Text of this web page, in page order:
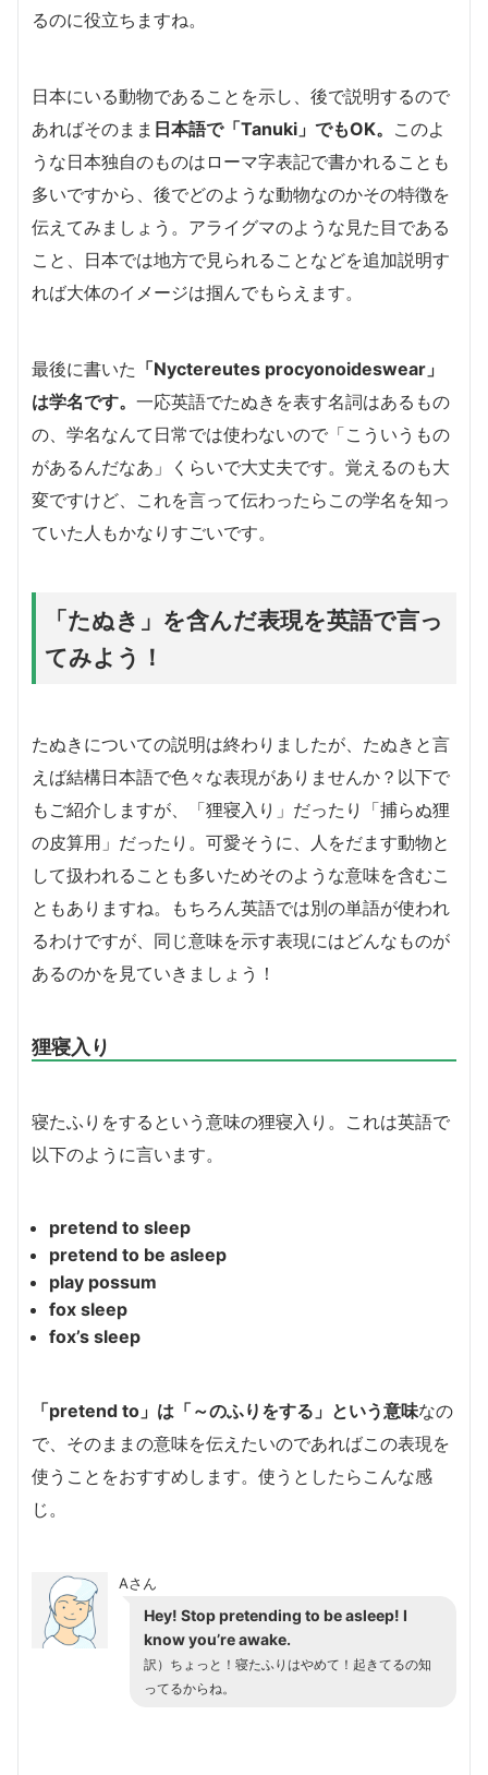
るのに役立ちますね。
日本にいる動物であることを示し、後で説明するので
あればそのまま 日本語で「Tanuki」でもOK。 このよ
うな日本独自のものはローマ字表記で書かれることも
多いですから、後でどのような動物なのかその特徴を
伝えてみましょう。アライグマのような見た目である
こと、日本では地方で見られることなどを追加説明す
れば大体のイメージは掴んでもらえます。
最後に書いた 「Nyctereutes procyonoideswear」
は学名です。 一応英語でたぬきを表す名詞はあるもの
の、学名なんて日常では使わないので「こういうもの
があるんだなあ」くらいで大丈夫です。覚えるのも大
変ですけど、これを言って伝わったらこの学名を知っ
ていた人もかなりすごいです。
「たぬき」を含んだ表現を英語で言っ
てみよう！
たぬきについての説明は終わりましたが、たぬきと言
えば結構日本語で色々な表現がありませんか？以下で
もご紹介しますが、「狸寝入り」だったり「捕らぬ狸
の皮算用」だったり。可愛そうに、人をだます動物と
して扱われることも多いためそのような意味を含むこ
ともありますね。もちろん英語では別の単語が使われ
るわけですが、同じ意味を示す表現にはどんなものが
あるのかを見ていきましょう！
狸寝入り
寝たふりをするという意味の狸寝入り。これは英語で
以下のように言います。
pretend to sleep
pretend to be asleep
play possum
fox sleep
fox’s sleep
「pretend to」は「～のふりをする」という意味なの
で、そのままの意味を伝えたいのであればこの表現を
使うことをおすすめします。使うとしたらこんな感
じ。
Aさん
Hey! Stop pretending to be asleep! I
know you’re awake.
訳）ちょっと！寝たふりはやめて！起きてるの知
ってるからね。